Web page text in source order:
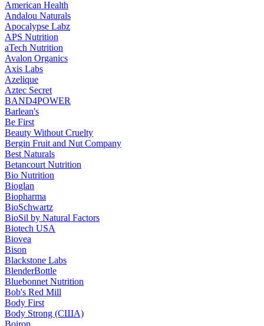
American Health
Andalou Naturals
Apocalypse Labz
APS Nutrition
aTech Nutrition
Avalon Organics
Axis Labs
Azelique
Aztec Secret
BAND4POWER
Barlean's
Be First
Beauty Without Cruelty
Bergin Fruit and Nut Company
Best Naturals
Betancourt Nutrition
Bio Nutrition
Bioglan
Biopharma
BioSchwartz
BioSil by Natural Factors
Biotech USA
Biovea
Bison
Blackstone Labs
BlenderBottle
Bluebonnet Nutrition
Bob's Red Mill
Body First
Body Strong (США)
Boiron